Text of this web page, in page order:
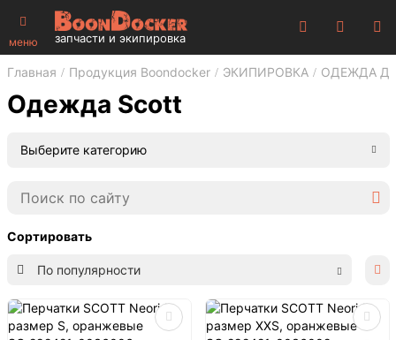
меню запчасти и экипировка
Главная Продукция Boondocker ЭКИПИРОВКА ОДЕЖДА
Одежда Scott
Выберите категорию
Сортировать
По популярности